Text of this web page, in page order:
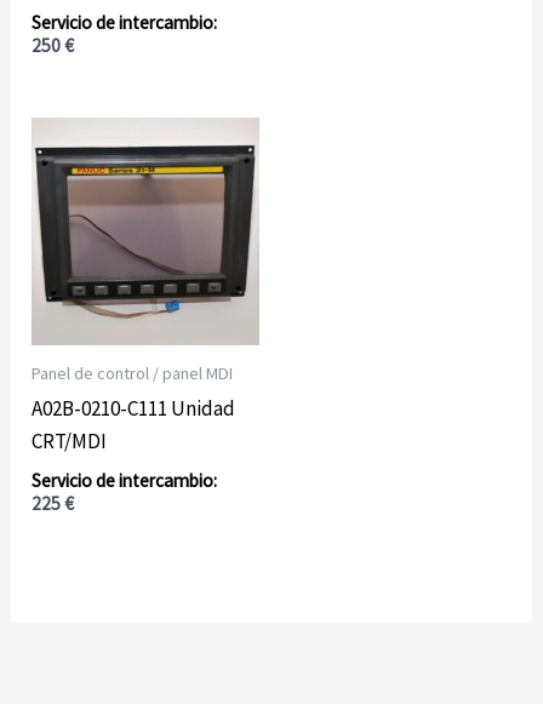
250€
Panel de control / panel MDI
A02B-0210-C111 Unidad
CRT/MDI
225€